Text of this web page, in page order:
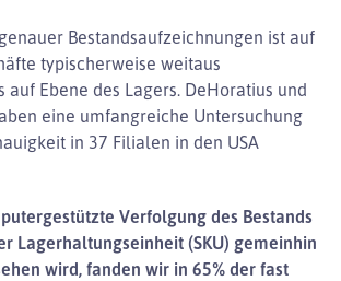
Bestandsaufzeichnungen ist auf
typischerweise weitaus
auf Ebene des Lagers. DeHoratius und
eine umfangreiche Untersuchung
in 37 Filialen in den USA
Verfolgung des Bestands
Lagerhaltungseinheit (SKU) gemeinhin
wird, fanden wir in 65% der fast